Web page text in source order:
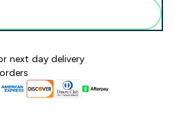
next day delivery